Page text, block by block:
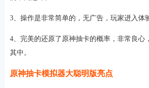
3、操作是非常简单的，无广告，玩家进入体
4、完美的还原了原神抽卡的概率，非常良心
其中。
原神抽卡模拟器大聪明版亮点